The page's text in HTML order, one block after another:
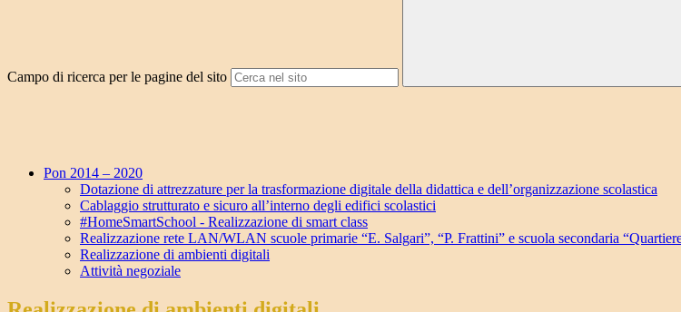
Campo di ricerca per le pagine del sito
Pon 2014 – 2020
Dotazione di attrezzature per la trasformazione digitale della didattica e dell’organizzazione scolastica
Cablaggio strutturato e sicuro all’interno degli edifici scolastici
#HomeSmartSchool - Realizzazione di smart class
Realizzazione rete LAN/WLAN scuole primarie “E. Salgari”, “P. Frattini” e scuola secondaria
Realizzazione di ambienti digitali
Attività negoziale